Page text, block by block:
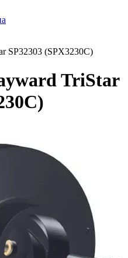
SP32303 (SPX3230C)
TriStar